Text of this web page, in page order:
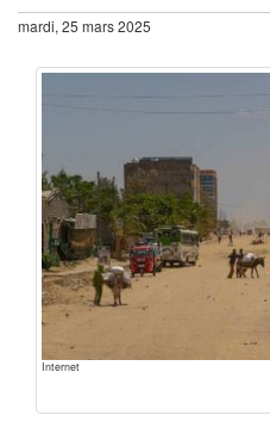
mardi, 25 mars 2025
Internet